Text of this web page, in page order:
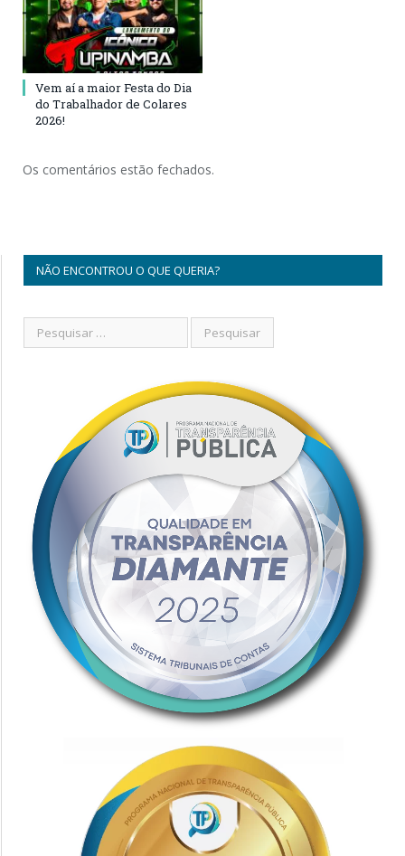
Vem aí a maior Festa do Dia
do Trabalhador de Colares
2026!
Os comentários estão fechados.
NÃO ENCONTROU O QUE QUERIA?